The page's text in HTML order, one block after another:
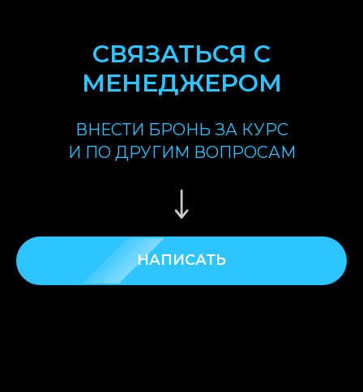
СВЯЗАТЬСЯ С
МЕНЕДЖЕРОМ
ВНЕСТИ БРОНЬ ЗА КУРС
И ПО ДРУГИМ ВОПРОСАМ
НАПИСАТЬ